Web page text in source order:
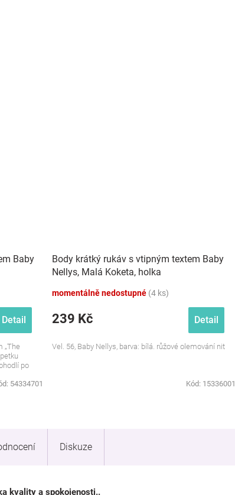
Baby
Detail
„The
po
54334701
Body krátký rukáv s vtipným textem Baby
Nellys, Malá Koketa, holka
momentálně nedostupné (4 ks)
239 Kč Detail
Vel. 56, Baby Nellys, barva: bílá. růžové olemování nit
Kód: 15336001
Diskuze
kvality a spokojenosti..